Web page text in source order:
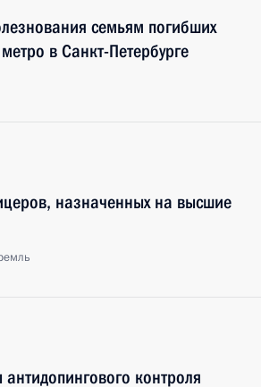
семьям погибших
в Санкт-Петербурге
назначенных на высшие
контроля